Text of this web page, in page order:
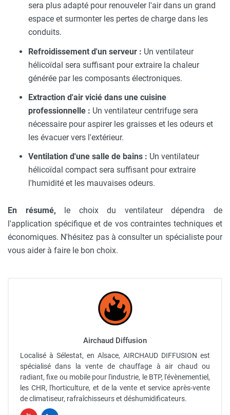
sera plus adapté pour renouveler l'air dans un grand
espace et surmonter les pertes de charge dans les
conduits.
Refroidissement d'un serveur : Un ventilateur
hélicoïdal sera suffisant pour extraire la chaleur
générée par les composants électroniques.
Extraction d'air vicié dans une cuisine
professionnelle : Un ventilateur centrifuge sera
nécessaire pour aspirer les graisses et les odeurs et
les évacuer vers l'extérieur.
Ventilation d'une salle de bains : Un ventilateur
hélicoïdal compact sera suffisant pour extraire
l'humidité et les mauvaises odeurs.
En résumé, le choix du ventilateur dépendra de
l'application spécifique et de vos contraintes techniques et
économiques. N'hésitez pas à consulter un spécialiste pour
vous aider à faire le bon choix.
Airchaud Diffusion
Localisé à Sélestat, en Alsace, AIRCHAUD DIFFUSION est
spécialisé dans la vente de chauffage à air chaud ou
radiant, fixe ou mobile pour l'industrie, le BTP, l'évènementiel,
les CHR, l'horticulture, et de la vente et service après-vente
de climatiseur, rafraîchisseurs et déshumidificateurs.